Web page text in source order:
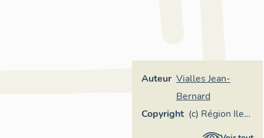
Auteur Vialles Jean-
Bernard
Copyright (c) Région Ile-
de-France -